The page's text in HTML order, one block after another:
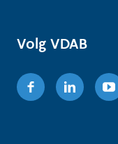
Volg VDAB
Facebook